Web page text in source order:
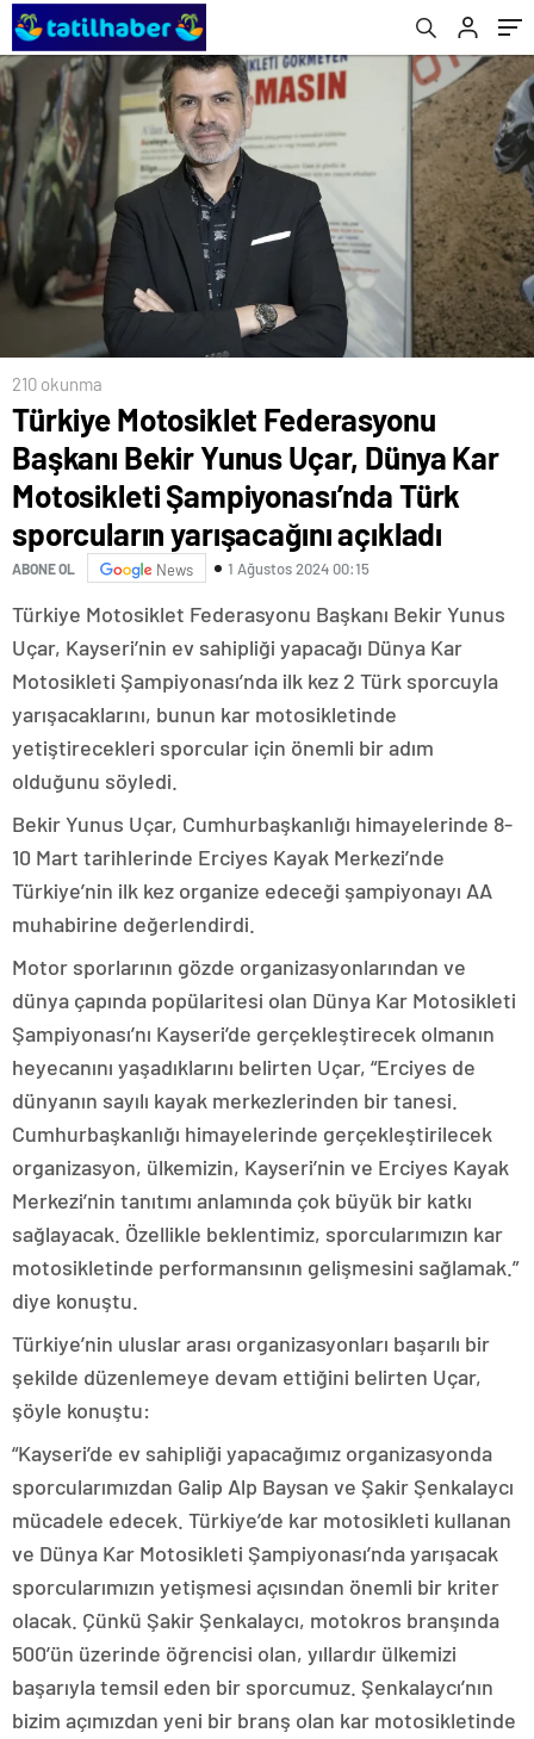
Şampiyonası’nda Türk sporcuların
yarışacağını açıkladı
210 okunma
Türkiye Motosiklet Federasyonu
Başkanı Bekir Yunus Uçar, Dünya Kar
Motosikleti Şampiyonası’nda Türk
sporcuların yarışacağını açıkladı
ABONE OL News 1 Ağustos 2024 00:15
Türkiye Motosiklet Federasyonu Başkanı Bekir Yunus
Uçar, Kayseri’nin ev sahipliği yapacağı Dünya Kar
Motosikleti Şampiyonası’nda ilk kez 2 Türk sporcuyla
yarışacaklarını, bunun kar motosikletinde
yetiştirecekleri sporcular için önemli bir adım
olduğunu söyledi.
Bekir Yunus Uçar, Cumhurbaşkanlığı himayelerinde 8-
10 Mart tarihlerinde Erciyes Kayak Merkezi’nde
Türkiye’nin ilk kez organize edeceği şampiyonayı AA
muhabirine değerlendirdi.
Motor sporlarının gözde organizasyonlarından ve
dünya çapında popülaritesi olan Dünya Kar Motosikleti
Şampiyonası’nı Kayseri’de gerçekleştirecek olmanın
heyecanını yaşadıklarını belirten Uçar, “Erciyes de
dünyanın sayılı kayak merkezlerinden bir tanesi.
Cumhurbaşkanlığı himayelerinde gerçekleştirilecek
organizasyon, ülkemizin, Kayseri’nin ve Erciyes Kayak
Merkezi’nin tanıtımı anlamında çok büyük bir katkı
sağlayacak. Özellikle beklentimiz, sporcularımızın kar
motosikletinde performansının gelişmesini sağlamak.”
diye konuştu.
Türkiye’nin uluslar arası organizasyonları başarılı bir
şekilde düzenlemeye devam ettiğini belirten Uçar,
şöyle konuştu:
“Kayseri’de ev sahipliği yapacağımız organizasyonda
sporcularımızdan Galip Alp Baysan ve Şakir Şenkalaycı
mücadele edecek. Türkiye’de kar motosikleti kullanan
ve Dünya Kar Motosikleti Şampiyonası’nda yarışacak
sporcularımızın yetişmesi açısından önemli bir kriter
olacak. Çünkü Şakir Şenkalaycı, motokros branşında
500’ün üzerinde öğrencisi olan, yıllardır ülkemizi
başarıyla temsil eden bir sporcumuz. Şenkalaycı’nın
bizim açımızdan yeni bir branş olan kar motosikletinde